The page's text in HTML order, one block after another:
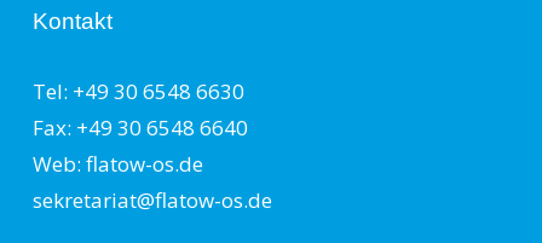
Kontakt
Tel: +49 30 6548 6630
Fax: +49 30 6548 6640
Web: flatow-os.de
sekretariat@flatow-os.de